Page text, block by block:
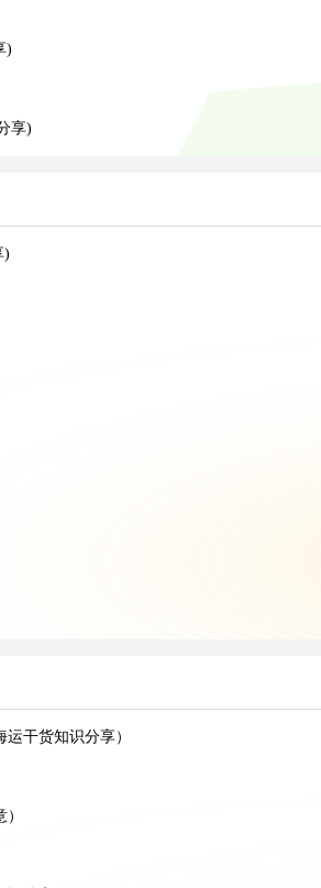
)
享)
)
意）
分享)
高?(亚马逊卖家请注意)
运干货知识分享)
干货知识分享)
干货知识分享）